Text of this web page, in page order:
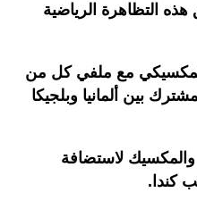
التظاهرة الرياضية
مع ملفي كل من
بين ألمانيا وبلجيكا
والمكسيك لاستضافة